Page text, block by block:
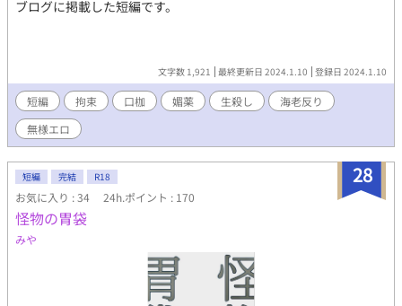
ブログに掲載した短編です。
文字数 1,921 最終更新日 2024.1.10 登録日 2024.1.10
短編 拘束 口枷 媚薬 生殺し
海老反り
無様エロ
28
短編 完結 R18
お気に入り : 34 24h.ポイント : 170
怪物の胃袋
みや